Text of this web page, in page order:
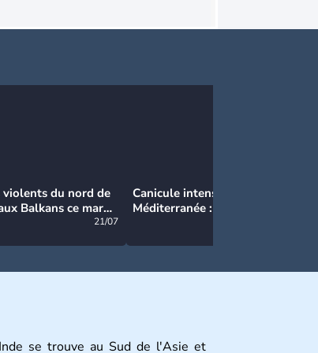
violents du nord de
Balkans ce mardi
21/07
Canicule intense en
Méditerranée : près de 50°C
se trouve au Sud de l'Asie et